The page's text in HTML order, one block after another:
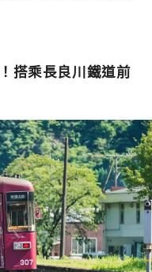
搭乘長良川鐵道前